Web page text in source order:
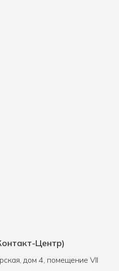
Центр)
дом 4, помещение VII